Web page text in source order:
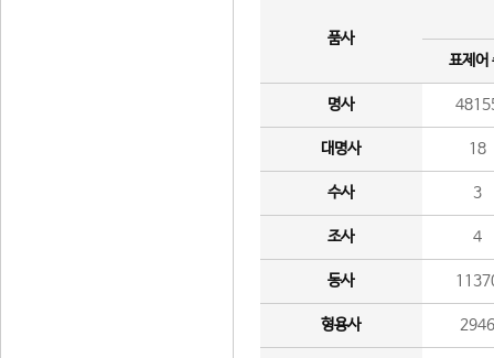
품사
표제어
명사
대명사 18
수사 3
조사 4
동사
형용사 2946